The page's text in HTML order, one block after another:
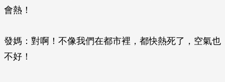
會熱！
發媽：對啊！不像我們在都市裡，都快熱死了，空氣也
不好！